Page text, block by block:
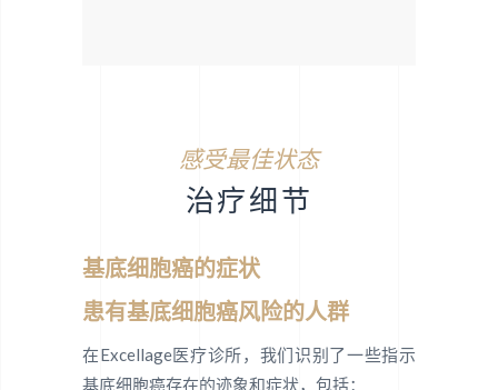
感受最佳状态
治疗细节
基底细胞癌的症状
患有基底细胞癌风险的人群
在Excellage医疗诊所，我们识别了一些指示
基底细胞癌存在的迹象和症状，包括：